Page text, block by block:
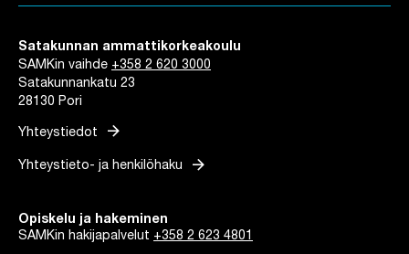
Satakunnan ammattikorkeakoulu
SAMKin vaihde +358 2 620 3000
Satakunnankatu 23
28130 Pori
Yhteystiedot arrow_forward
Yhteystieto- ja henkilöhaku arrow_forward
Opiskelu ja hakeminen
SAMKin hakijapalvelut +358 2 623 4801